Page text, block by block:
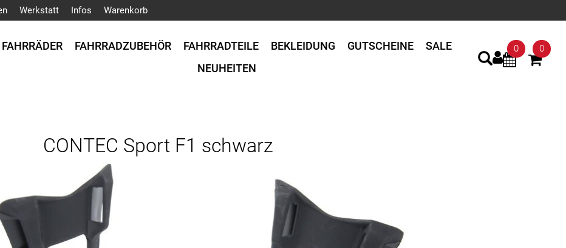
Werkstatt Infos Warenkorb
FAHRRÄDER FAHRRADZUBEHÖR FAHRRADTEILE BEKLEIDUNG GUTSCHEINE
SALE
NEUHEITEN
0 0
CONTEC Sport F1 schwarz